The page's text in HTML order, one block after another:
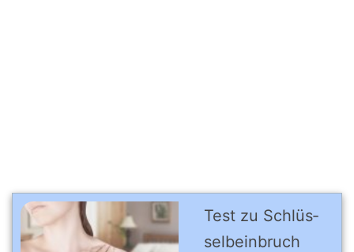
Test zu Schlüs­
sel­bein­bruch